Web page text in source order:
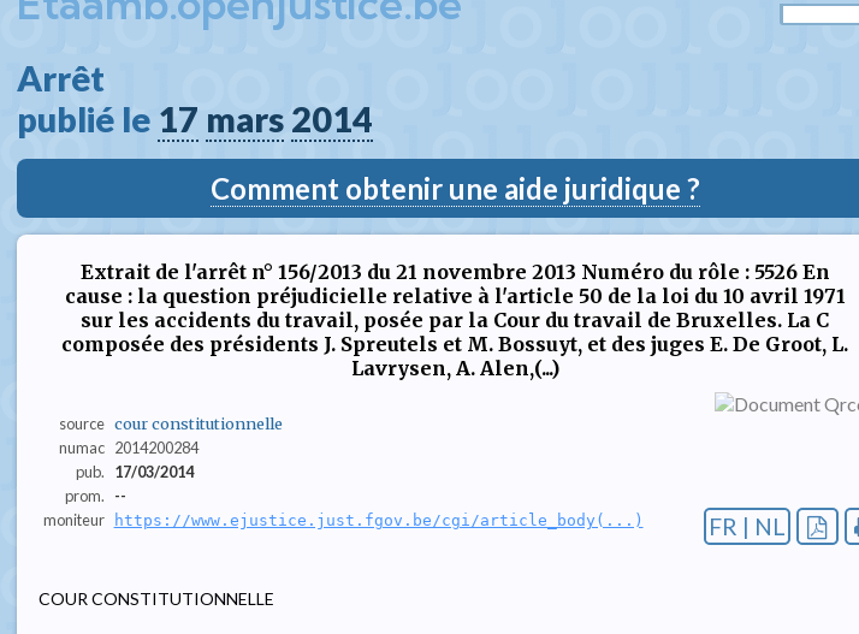
Arrêt
publié le 17 mars 2014
Comment obtenir une aide juridique ?
Extrait de l'arrêt n° 156/2013 du 21 novembre 2013 Numéro du rôle : 5526 En
cause : la question préjudicielle relative à l'article 50 de la loi du 10 avril 1971
sur les accidents du travail, posée par la Cour du travail de Bruxelles. La C
composée des présidents J. Spreutels et M. Bossuyt, et des juges E. De Groot, L.
Lavrysen, A. Alen,(...)
source cour constitutionnelle
numac 2014200284
pub.
17/03/2014
prom.
--
moniteur
https://www.ejustice.just.fgov.be/cgi/article_body(...) FR | NL
COUR CONSTITUTIONNELLE